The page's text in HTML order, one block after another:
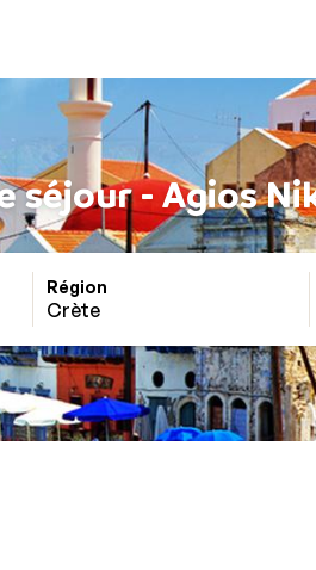
séjour - Agios
Région
Crète